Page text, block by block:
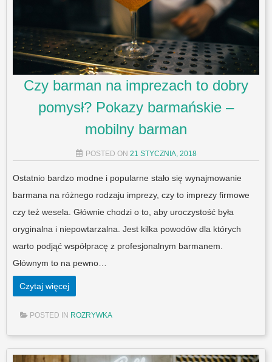
Czy barman na imprezach to dobry
pomysł? Pokazy barmańskie –
mobilny barman
POSTED ON 21 STYCZNIA, 2018
Ostatnio bardzo modne i popularne stało się wynajmowanie
barmana na różnego rodzaju imprezy, czy to imprezy firmowe
czy też wesela. Głównie chodzi o to, aby uroczystość była
oryginalna i niepowtarzalna. Jest kilka powodów dla których
warto podjąć współpracę z profesjonalnym barmanem.
Głównym to na pewno…
Czytaj więcej
POSTED IN ROZRYWKA